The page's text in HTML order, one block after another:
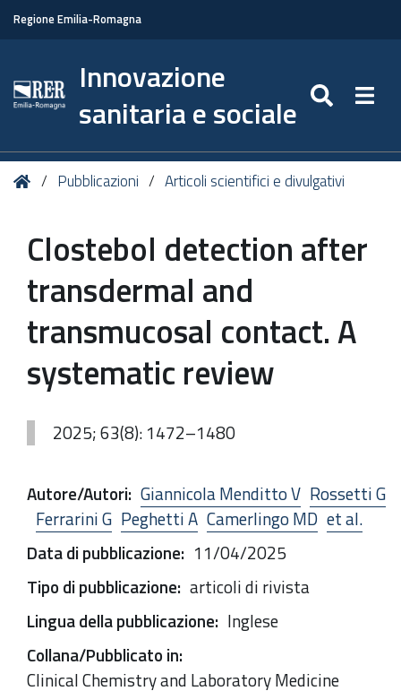
Regione Emilia-Romagna
Innovazione
sanitaria e sociale
Tu HomePubblicazioni Articoli scientifici e divulgativi
Clostebol detection after
transdermal and
transmucosal contact. A
systematic review
2025; 63(8): 1472–1480
Autore/Autori: Giannicola Menditto V Rossetti G
Ferrarini G Peghetti A Camerlingo MD et al.
Data di pubblicazione: 11/04/2025
Tipo di pubblicazione: articoli di rivista
Lingua della pubblicazione: Inglese
Collana/Pubblicato in:
Clinical Chemistry and Laboratory Medicine